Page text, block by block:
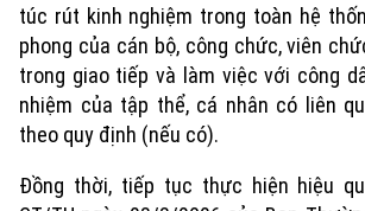
túc rút kinh nghiệm trong toàn hệ
phong của cán bộ, công chức, viên
trong giao tiếp và làm việc với công
nhiệm của tập thể, cá nhân có liên
theo quy định (nếu có).
Đồng thời, tiếp tục thực hiện hiệu